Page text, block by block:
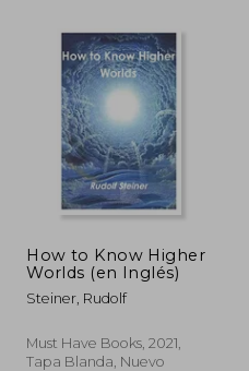
How to Know Higher
Worlds (en Inglés)
Steiner, Rudolf
Must Have Books, 2021,
Tapa Blanda, Nuevo